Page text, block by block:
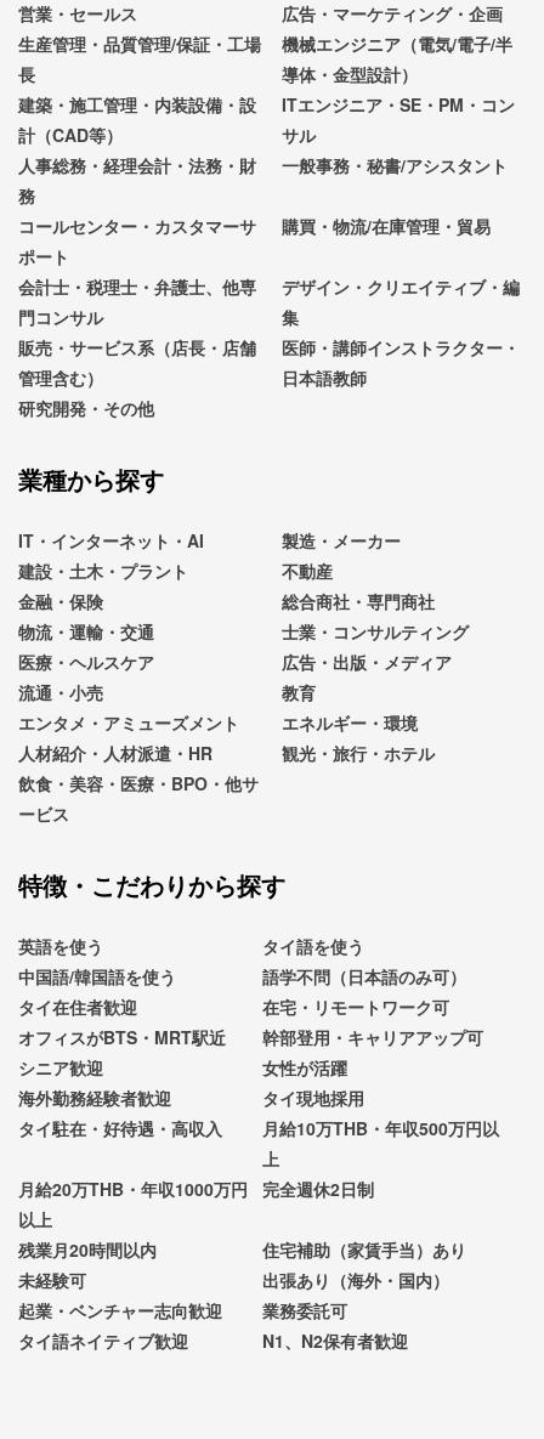
営業・セールス
広告・マーケティング・企画
生産管理・品質管理/保証・工場
長
機械エンジニア（電気/電子/半
導体・金型設計）
建築・施工管理・内装設備・設
計（CAD等）
ITエンジニア・SE・PM・コン
サル
人事総務・経理会計・法務・財
務
一般事務・秘書/アシスタント
コールセンター・カスタマーサ
ポート
購買・物流/在庫管理・貿易
会計士・税理士・弁護士、他専
門コンサル
デザイン・クリエイティブ・編
集
販売・サービス系（店長・店舗
管理含む）
医師・講師インストラクター・
日本語教師
研究開発・その他
業種から探す
IT・インターネット・AI
製造・メーカー
建設・土木・プラント
不動産
金融・保険
総合商社・専門商社
物流・運輸・交通
士業・コンサルティング
医療・ヘルスケア
広告・出版・メディア
流通・小売
教育
エンタメ・アミューズメント
エネルギー・環境
人材紹介・人材派遣・HR
観光・旅行・ホテル
飲食・美容・医療・BPO・他サ
ービス
特徴・こだわりから探す
英語を使う
タイ語を使う
中国語/韓国語を使う
語学不問（日本語のみ可）
タイ在住者歓迎
在宅・リモートワーク可
オフィスがBTS・MRT駅近
幹部登用・キャリアアップ可
シニア歓迎
女性が活躍
海外勤務経験者歓迎
タイ現地採用
タイ駐在・好待遇・高収入
月給10万THB・年収500万円以
上
月給20万THB・年収1000万円
以上
完全週休2日制
残業月20時間以内
住宅補助（家賃手当）あり
未経験可
出張あり（海外・国内）
起業・ベンチャー志向歓迎
業務委託可
タイ語ネイティブ歓迎
N1、N2保有者歓迎